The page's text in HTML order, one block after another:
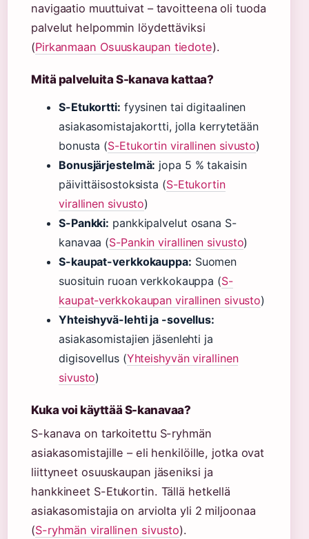
navigaatio muuttuivat – tavoitteena oli tuoda
palvelut helpommin löydettäviksi
(Pirkanmaan Osuuskaupan tiedote).
Mitä palveluita S-kanava kattaa?
S-Etukortti: fyysinen tai digitaalinen
asiakasomistajakortti, jolla kerrytetään
bonusta (S-Etukortin virallinen sivusto)
Bonusjärjestelmä: jopa 5 % takaisin
päivittäisostoksista (S-Etukortin
virallinen sivusto)
S-Pankki: pankkipalvelut osana S-
kanavaa (S-Pankin virallinen sivusto)
S-kaupat-verkkokauppa: Suomen
suosituin ruoan verkkokauppa (S-
kaupat-verkkokaupan virallinen sivusto)
Yhteishyvä-lehti ja -sovellus:
asiakasomistajien jäsenlehti ja
digisovellus (Yhteishyvän virallinen
sivusto)
Kuka voi käyttää S-kanavaa?
S-kanava on tarkoitettu S-ryhmän
asiakasomistajille – eli henkilöille, jotka ovat
liittyneet osuuskaupan jäseniksi ja
hankkineet S-Etukortin. Tällä hetkellä
asiakasomistajia on arviolta yli 2 miljoonaa
(S-ryhmän virallinen sivusto).